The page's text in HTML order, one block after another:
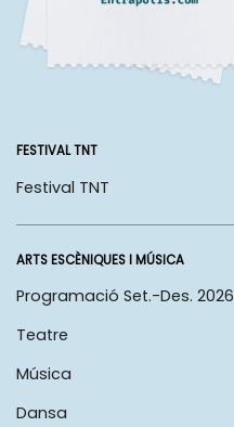
FESTIVAL TNT
Festival TNT
ARTS ESCÈNIQUES I MÚSICA
Programació Set.-Des. 2026
Teatre
Música
Dansa